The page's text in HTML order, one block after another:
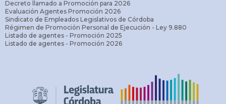
Decreto llamado a Promoción para 2026
Evaluación Agentes Promoción 2026
Sindicato de Empleados Legislativos de Córdoba
Régimen de Promoción Personal de Ejecución - Ley 9.880
Listado de agentes - Promoción 2025
Listado de agentes - Promoción 2026